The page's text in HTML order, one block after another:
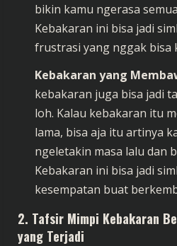
bikin kamu ngerasa
Kebakaran ini bisa jadi
frustrasi yang nggak bisa
Kebakaran yang
kebakaran juga bisa jadi
loh. Kalau kebakaran itu
lama, bisa aja itu artinya
ngeletakin masa lalu dan
Kebakaran ini bisa jadi
kesempatan buat
2. Tafsir Mimpi Kebakaran
yang Terjadi